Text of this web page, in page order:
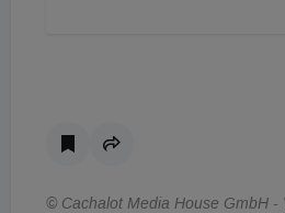
© Cachalot Media House GmbH -